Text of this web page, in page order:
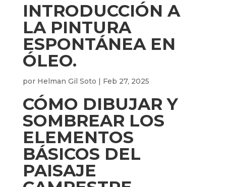
INTRODUCCIÓN A
LA PINTURA
ESPONTÁNEA EN
ÓLEO.
por Helman Gil Soto | Feb 27, 2025
CÓMO DIBUJAR Y
SOMBREAR LOS
ELEMENTOS
BÁSICOS DEL
PAISAJE